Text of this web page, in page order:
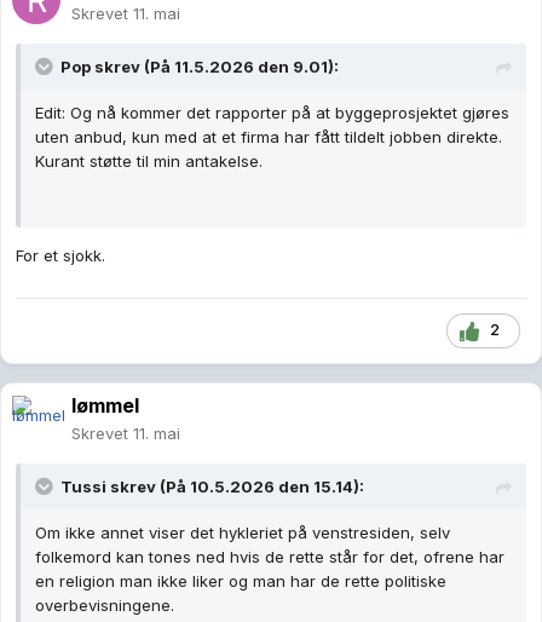
Skrevet 11. mai
Pop skrev (På 11.5.2026 den 9.01):
Edit: Og nå kommer det rapporter på at byggeprosjektet gjøres
uten anbud, kun med at et firma har fått tildelt jobben direkte.
Kurant støtte til min antakelse.
For et sjokk.
2
lømmel
Skrevet 11. mai
Tussi skrev (På 10.5.2026 den 15.14):
Om ikke annet viser det hykleriet på venstresiden, selv
folkemord kan tones ned hvis de rette står for det, ofrene har
en religion man ikke liker og man har de rette politiske
overbevisningene.